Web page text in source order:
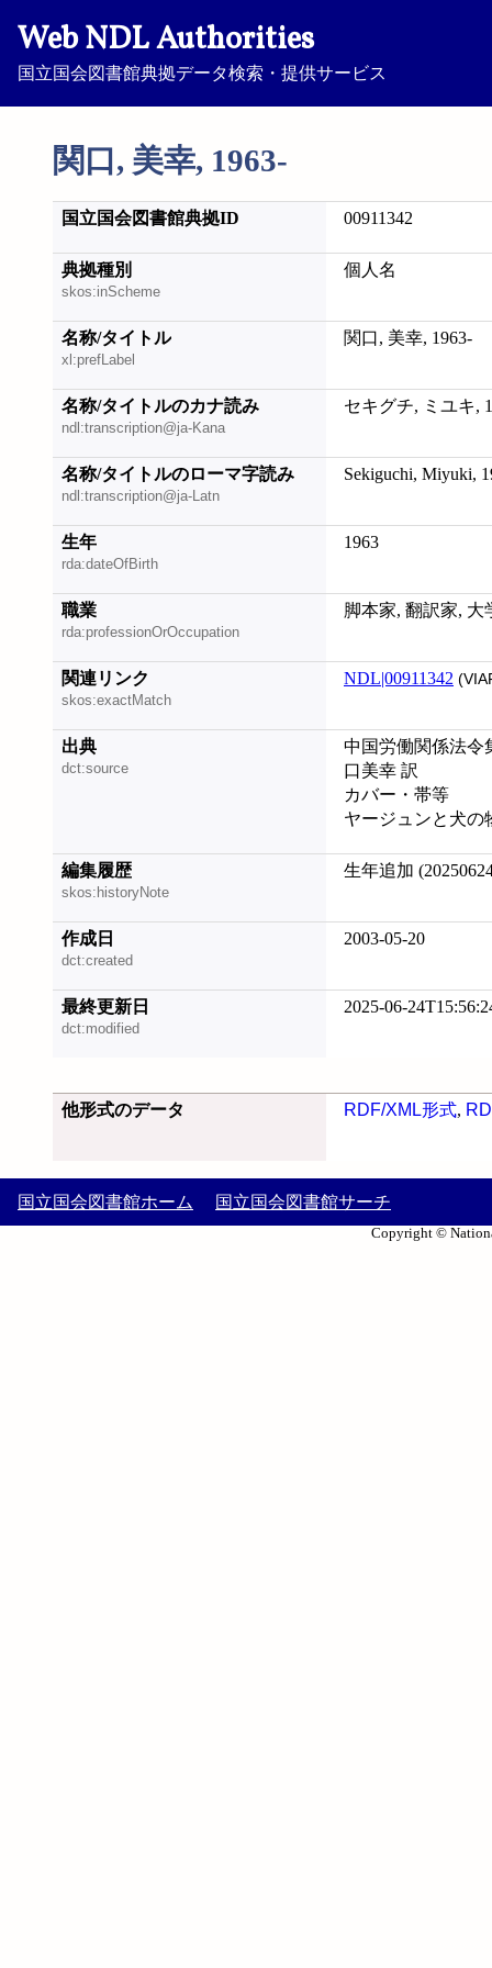
Web NDL Authorities
国立国会図書館典拠データ検索・提供サービス
関口, 美幸, 1963-
国立国会図書館典拠ID 00911342
典拠種別
skos:inScheme
個人名
名称/タイトル
xl:prefLabel
関口, 美幸, 1963-
名称/タイトルのカナ読み
ndl:transcription@ja-Kana
セキグチ, ミユキ,
名称/タイトルのローマ字読み
ndl:transcription@ja-Latn
Sekiguchi, Miyuki,
生年
rda:dateOfBirth
1963
職業
rda:professionOrOccupation
脚本家, 翻訳家, 大
関連リンク
skos:exactMatch
NDL|00911342
出典
dct:source
中国労働関係法令
口美幸 訳
カバー・帯等
ヤージュンと犬の
編集履歴
skos:historyNote
生年追加
作成日
dct:created
2003-05-20
最終更新日
dct:modified
2025-06-
他形式のデータ RDF/XML形式,
国立国会図書館ホーム 国立国会図書館サーチ
Copyright ©